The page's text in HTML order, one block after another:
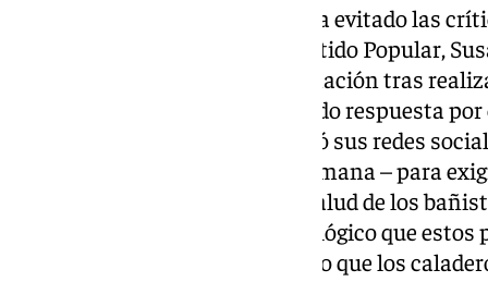
Esta gestión, sin embargo, no ha evitado las
linense y parlamentaria del Partido Popular,
públicamente la falta de información tras
municipal que aún no ha recibido respuesta
administrativo, González utilizó sus redes
bañistas este caluroso fin de semana – para
alcance del riesgo real para la salud de los
grave impacto económico y ecológico que
sector pesquero local, señalando que los